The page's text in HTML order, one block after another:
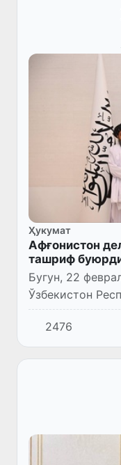
Ҳукумат
Афғонистон
ташриф
Бугун, 22
Ўзбекистон
Абдулла
ўринбосари
Aбдул Ғани
2476